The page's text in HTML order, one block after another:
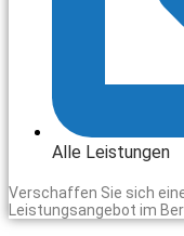
Alle Leistungen
Verschaffen Sie sich
Leistungsangebot im